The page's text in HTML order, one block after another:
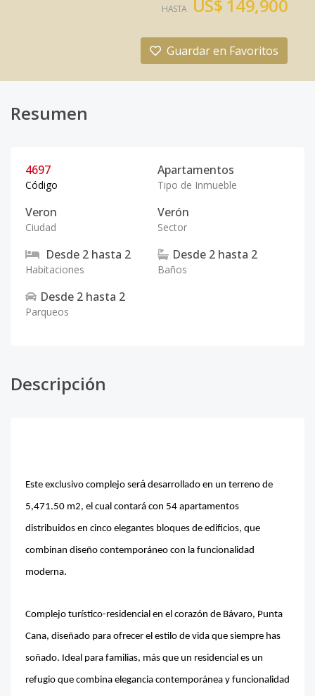
HASTA US$ 149,900
Guardar en Favoritos
Resumen
4697
Código
Apartamentos
Tipo de Inmueble
Veron
Ciudad
Verón
Sector
Desde 2 hasta 2
Habitaciones
Desde 2 hasta 2
Baños
Desde 2 hasta 2
Parqueos
Descripción
Este exclusivo complejo será́ desarrollado en un terreno de
5,471.50 m2, el cual contará con 54 apartamentos
distribuidos en cinco elegantes bloques de edificios, que
combinan diseño contemporáneo con la funcionalidad
moderna.
Complejo turístico-residencial en el corazón de Bávaro, Punta
Cana, diseñado para ofrecer el estilo de vida que siempre has
soñado. Ideal para familias, más que un residencial es un
refugio que combina elegancia contemporánea y funcionalidad